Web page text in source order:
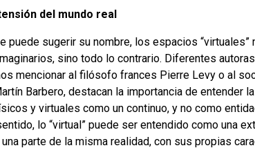
del mundo real
puede sugerir su nombre, los espacios “virtuales”
sino todo lo contrario. Diferentes
mencionar al filósofo frances Pierre Levy o al
Barbero, destacan la importancia de entender
y virtuales como un continuo, y no como
lo “virtual” puede ser entendido como una
parte de la misma realidad, con sus propias